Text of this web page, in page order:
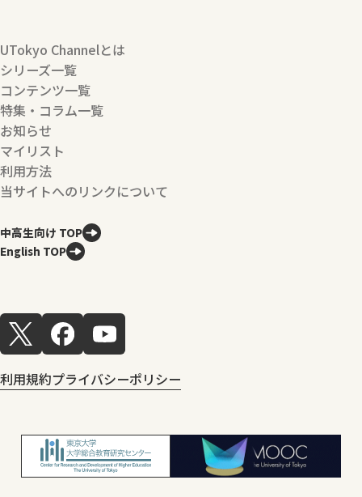
UTokyo Channelとは
シリーズ一覧
コンテンツ一覧
特集・コラム一覧
お知らせ
マイリスト
利用方法
当サイトへのリンクについて
中高生向け TOP
English TOP
利用規約プライバシーポリシー